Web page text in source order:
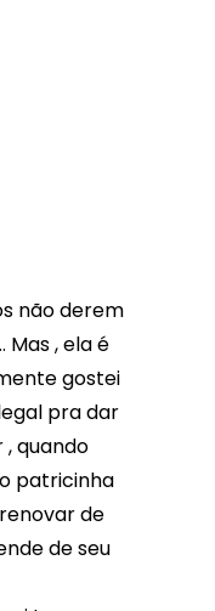
não derem
Mas , ela é
gostei
pra dar
quando
patricinha
de
de seu